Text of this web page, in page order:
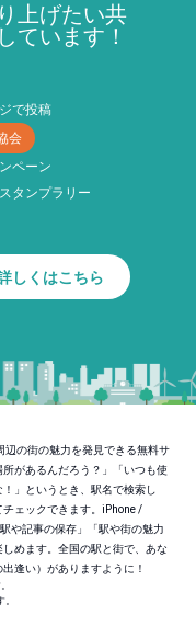
上げたい共
ています！
で投稿
会
ペーン
タンプラリー
しくはこちら
辺の街の魅力を発見できる無料サ
があるんだろう？」「いつも使
」というとき、駅名で検索し
ェックできます。iPhone /
や記事の保存」「駅や街の魅力
めます。全国の駅と街で、あな
逢い）がありますように！